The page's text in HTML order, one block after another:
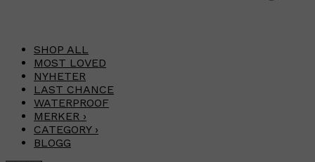
SHOP ALL
MOST LOVED
NYHETER
LAST CHANCE
WATERPROOF
MERKER ›
CATEGORY ›
BLOGG